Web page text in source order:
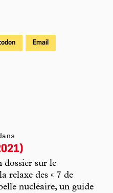
Email
dossier sur le
relaxe des « 7 de
nucléaire, un guide